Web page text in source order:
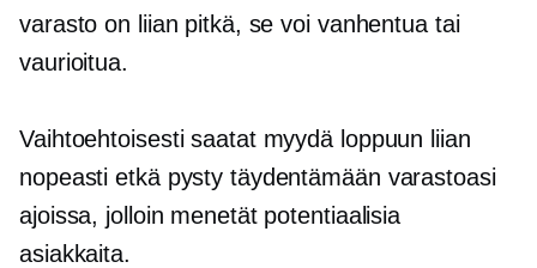
varasto on liian pitkä, se voi vanhentua tai
vaurioitua.
Vaihtoehtoisesti saatat myydä loppuun liian
nopeasti etkä pysty täydentämään varastoasi
ajoissa, jolloin menetät potentiaalisia
asiakkaita.